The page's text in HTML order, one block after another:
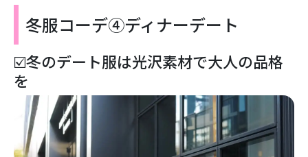
冬服コーデ④ディナーデート
☑️冬のデート服は光沢素材で大人の品格
を